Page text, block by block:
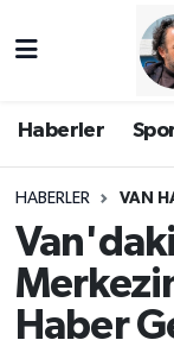
Haberler
HABERLER VAN
Haber
Van
Etkinlikler
İpekyolu
Süper Lig
Tüm